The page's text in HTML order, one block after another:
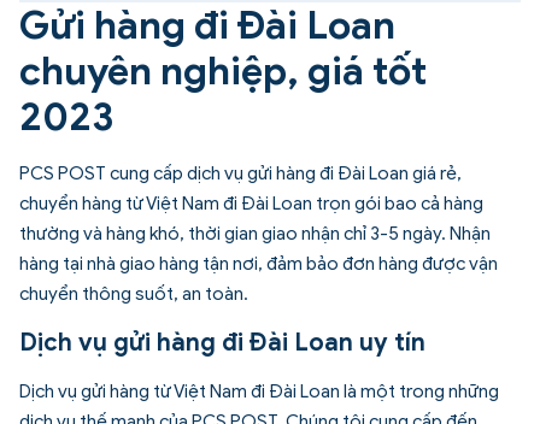
Gửi hàng đi Đài Loan
chuyên nghiệp, giá tốt
2023
PCS POST cung cấp dịch vụ gửi hàng đi Đài Loan giá rẻ,
chuyển hàng từ Việt Nam đi Đài Loan trọn gói bao cả hàng
thường và hàng khó, thời gian giao nhận chỉ 3-5 ngày. Nhận
hàng tại nhà giao hàng tận nơi, đảm bảo đơn hàng được vận
chuyển thông suốt, an toàn.
Dịch vụ gửi hàng đi Đài Loan uy tín
Dịch vụ gửi hàng từ Việt Nam đi Đài Loan là một trong những